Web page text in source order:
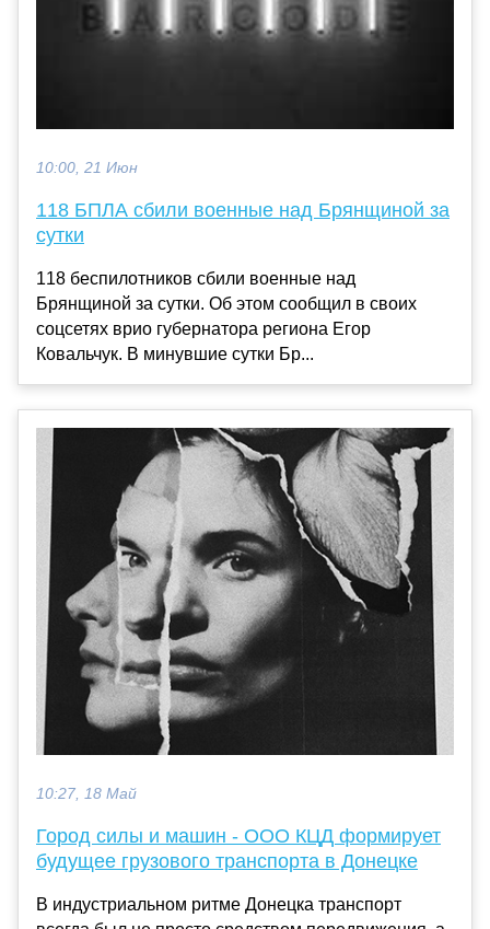
10:00, 21 Июн
118 БПЛА сбили военные над Брянщиной за
сутки
118 беспилотников сбили военные над
Брянщиной за сутки. Об этом сообщил в своих
соцсетях врио губернатора региона Егор
Ковальчук. В минувшие сутки Бр...
10:27, 18 Май
Город силы и машин - ООО КЦД формирует
будущее грузового транспорта в Донецке
В индустриальном ритме Донецка транспорт